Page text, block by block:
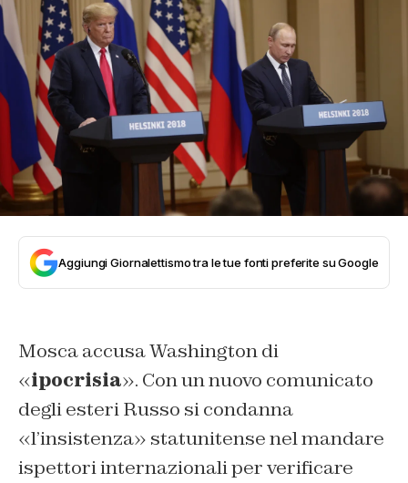
Aggiungi Giornalettismo tra le tue fonti preferite su Google
Mosca accusa Washington di
«ipocrisia». Con un nuovo comunicato
degli esteri Russo si condanna
«l’insistenza» statunitense nel mandare
ispettori internazionali per verificare